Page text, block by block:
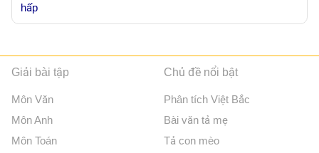
hấp
Giải bài tập
Môn Văn
Môn Anh
Môn Toán
Chủ đề nổi bật
Phân tích Việt Bắc
Bài văn tả mẹ
Tả con mèo